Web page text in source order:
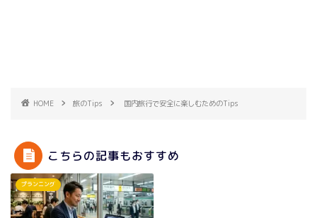
HOME 旅のTips 国内旅行で安全に楽しむためのTips
こちらの記事もおすすめ
プランニング